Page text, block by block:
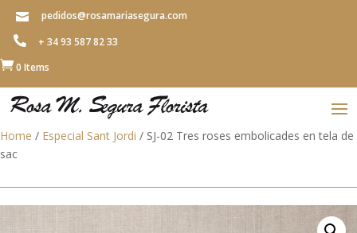
 pedidos@rosamariasegura.com

+ 34 93 587 82 33
0 Items
Home / Especial Sant Jordi / SJ-02 Tres roses embolicades en tela de
sac